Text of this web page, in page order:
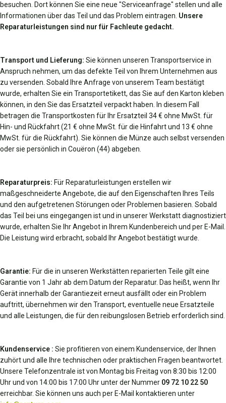
besuchen. Dort können Sie eine neue "Serviceanfrage" stellen und alle
Informationen über das Teil und das Problem eintragen. Unsere
Reparaturleistungen sind nur für Fachleute gedacht.
Transport und Lieferung: Sie können unseren Transportservice in
Anspruch nehmen, um das defekte Teil von Ihrem Unternehmen aus
zu versenden. Sobald Ihre Anfrage von unserem Team bestätigt
wurde, erhalten Sie ein Transportetikett, das Sie auf den Karton kleben
können, in den Sie das Ersatzteil verpackt haben. In diesem Fall
betragen die Transportkosten für Ihr Ersatzteil 34 € ohne MwSt. für
Hin- und Rückfahrt (21 € ohne MwSt. für die Hinfahrt und 13 € ohne
MwSt. für die Rückfahrt). Sie können die Münze auch selbst versenden
oder sie persönlich in Couëron (44) abgeben.
Reparaturpreis: Für Reparaturleistungen erstellen wir
maßgeschneiderte Angebote, die auf den Eigenschaften Ihres Teils
und den aufgetretenen Störungen oder Problemen basieren. Sobald
das Teil bei uns eingegangen ist und in unserer Werkstatt diagnostiziert
wurde, erhalten Sie Ihr Angebot in Ihrem Kundenbereich und per E-Mail.
Die Leistung wird erbracht, sobald Ihr Angebot bestätigt wurde.
Garantie: Für die in unseren Werkstätten reparierten Teile gilt eine
Garantie von 1 Jahr ab dem Datum der Reparatur. Das heißt, wenn Ihr
Gerät innerhalb der Garantiezeit erneut ausfällt oder ein Problem
auftritt, übernehmen wir den Transport, eventuelle neue Ersatzteile
und alle Leistungen, die für den reibungslosen Betrieb erforderlich sind.
Kundenservice : Sie profitieren von einem Kundenservice, der Ihnen
zuhört und alle Ihre technischen oder praktischen Fragen beantwortet.
Unsere Telefonzentrale ist von Montag bis Freitag von 8:30 bis 12:00
Uhr und von 14:00 bis 17:00 Uhr unter der Nummer 09 72 10 22 50
erreichbar. Sie können uns auch per E-Mail kontaktieren unter